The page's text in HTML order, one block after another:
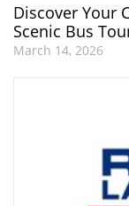
Discover Your
Scenic Bus
March 14, 2026